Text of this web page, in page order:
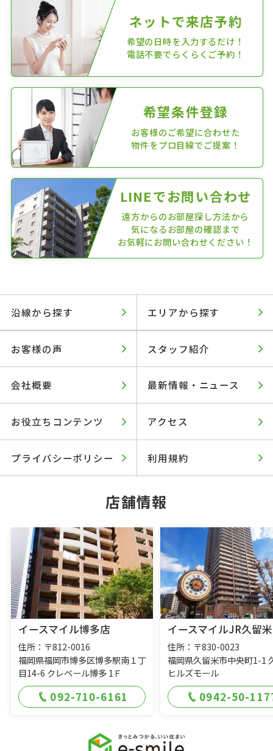
ネットで来店予約
希望の日時を入力するだけ！
電話不要でらくらくご予約！
希望条件登録
お客様のご希望に合わせた
物件をプロ目線でご提案！
LINEでお問い合わせ
遠方からのお部屋探し方法から
気になるお部屋の確認まで
お気軽にお問い合わせください！
沿線から探す エリアから探す
お客様の声 スタッフ紹介
会社概要 最新情報・ニュース
お役立ちコンテンツ アクセス
プライバシーポリシー 利用規約
店舗情報
イースマイル博多店
住所：〒812-0016
福岡県福岡市博多区博多駅南１丁
目14-6 クレベール博多 1Ｆ
092-710-6161
イースマイルJR久留
住所：〒830-0023
福岡県久留米市中央町1-1
ヒルズモール
0942-50-